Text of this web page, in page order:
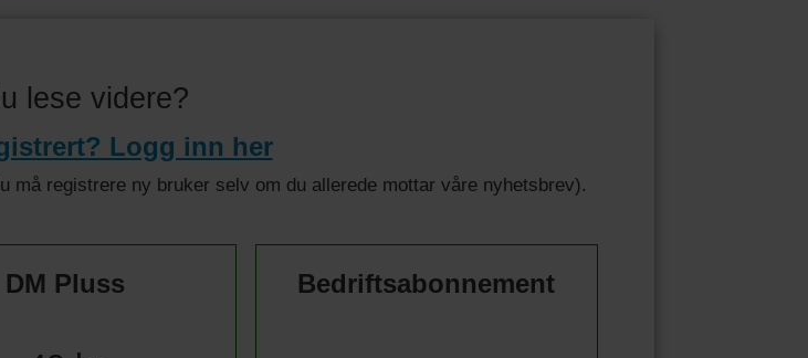
lese videre?
Logg inn her
må registrere ny bruker selv om du allerede mottar våre nyhetsbrev).
DM Pluss Bedriftsabonnement